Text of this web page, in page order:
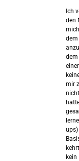
Ich
den
dem
dem
mir
kein